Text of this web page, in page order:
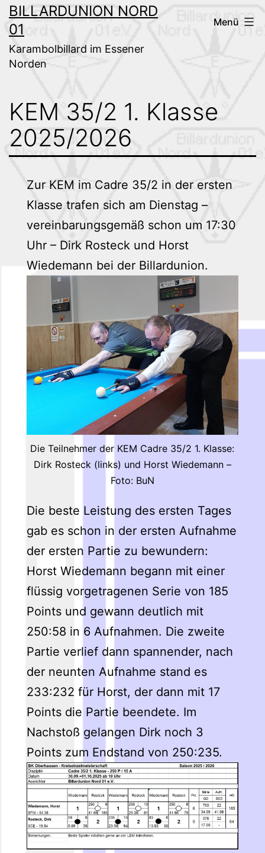
Zum
Inhalt
springen
BILLARDUNION NORD
01
Karambolbillard im Essener
Norden
Menü
KEM 35/2 1. Klasse
2025/2026
Zur KEM im Cadre 35/2 in der ersten
Klasse trafen sich am Dienstag –
vereinbarungsgemäß schon um 17:30
Uhr – Dirk Rosteck und Horst
Wiedemann bei der Billardunion.
Die Teilnehmer der KEM Cadre 35/2 1. Klasse:
Dirk Rosteck (links) und Horst Wiedemann –
Foto: BuN
Die beste Leistung des ersten Tages
gab es schon in der ersten Aufnahme
der ersten Partie zu bewundern:
Horst Wiedemann begann mit einer
flüssig vorgetragenen Serie von 185
Points und gewann deutlich mit
250:58 in 6 Aufnahmen. Die zweite
Partie verlief dann spannender, nach
der neunten Aufnahme stand es
233:232 für Horst, der dann mit 17
Points die Partie beendete. Im
Nachstoß gelangen Dirk noch 3
Points zum Endstand von 250:235.